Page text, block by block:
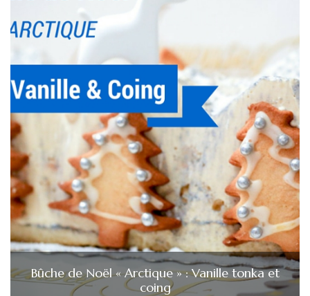
Bûche de Noël « Arctique » : Vanille tonka et
coing